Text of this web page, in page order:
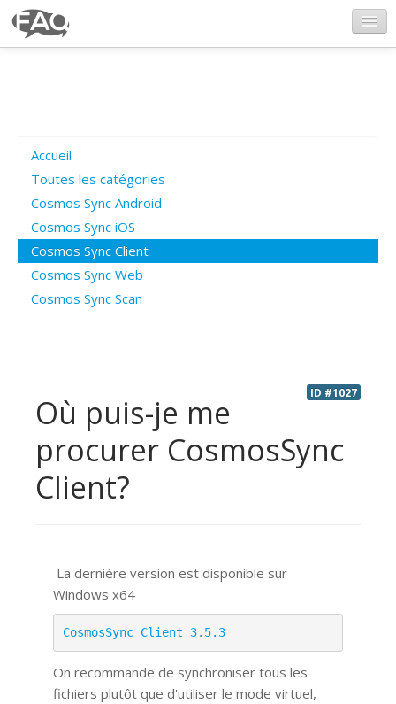
Poser une question
Questions ouvertes
Connexion
Accueil
Toutes les catégories
Cosmos Sync Android
Cosmos Sync iOS
Cosmos Sync Client
Cosmos Sync Web
Cosmos Sync Scan
ID #1027
Où puis-je me
procurer CosmosSync
Client?
La dernière version est disponible sur
Windows x64
CosmosSync Client 3.5.3
On recommande de synchroniser tous les
fichiers plutôt que d'utiliser le mode virtuel,